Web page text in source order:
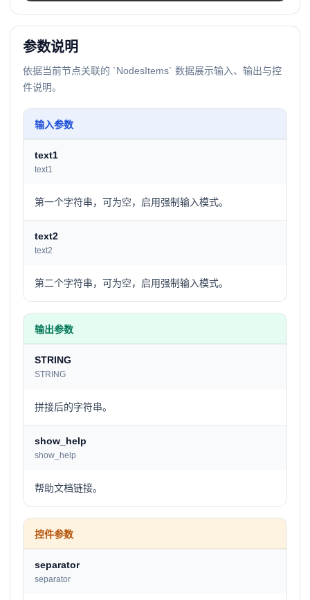
参数说明
依据当前节点关联的 `NodesItems` 数据展示输入、输出与控
件说明。
输入参数
text1
text1
第一个字符串，可为空，启用强制输入模式。
text2
text2
第二个字符串，可为空，启用强制输入模式。
输出参数
STRING
STRING
拼接后的字符串。
show_help
show_help
帮助文档链接。
控件参数
separator
separator